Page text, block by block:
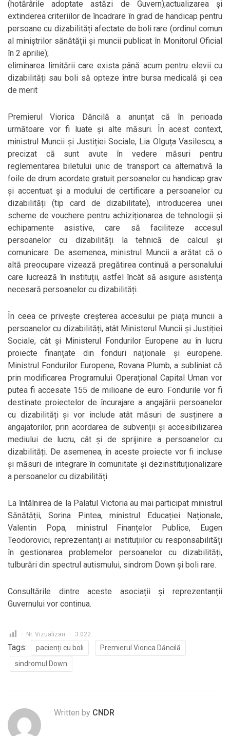
(hotărârile adoptate astăzi de Guvern);actualizarea și
extinderea criteriilor de încadrare în grad de handicap pentru
persoane cu dizabilități afectate de boli rare (ordinul comun
al miniștrilor sănătății și muncii publicat în Monitorul Oficial
în 2 aprilie);
eliminarea limitării care exista până acum pentru elevii cu
dizabilități sau boli să opteze între bursa medicală și cea
de merit
Premierul Viorica Dăncilă a anunțat că în perioada
următoare vor fi luate și alte măsuri. În acest context,
ministrul Muncii și Justiției Sociale, Lia Olguța Vasilescu, a
precizat că sunt avute în vedere măsuri pentru
reglementarea biletului unic de transport ca alternativă la
foile de drum acordate gratuit persoanelor cu handicap grav
și accentuat și a modului de certificare a persoanelor cu
dizabilități (tip card de dizabilitate), introducerea unei
scheme de vouchere pentru achiziționarea de tehnologii și
echipamente asistive, care să faciliteze accesul
persoanelor cu dizabilități la tehnică de calcul și
comunicare. De asemenea, ministrul Muncii a arătat că o
altă preocupare vizează pregătirea continuă a personalului
care lucrează în instituții, astfel încât să asigure asistența
necesară persoanelor cu dizabilități.
În ceea ce privește creșterea accesului pe piața muncii a
persoanelor cu dizabilități, atât Ministerul Muncii și Justiției
Sociale, cât și Ministerul Fondurilor Europene au în lucru
proiecte finanțate din fonduri naționale și europene.
Ministrul Fondurilor Europene, Rovana Plumb, a subliniat că
prin modificarea Programului Operațional Capital Uman vor
putea fi accesate 155 de milioane de euro. Fondurile vor fi
destinate proiectelor de încurajare a angajării persoanelor
cu dizabilități și vor include atât măsuri de susținere a
angajatorilor, prin acordarea de subvenții și accesibilizarea
mediului de lucru, cât și de sprijinire a persoanelor cu
dizabilități. De asemenea, în aceste proiecte vor fi incluse
și măsuri de integrare în comunitate și dezinstituționalizare
a persoanelor cu dizabilități.
La întâlnirea de la Palatul Victoria au mai participat ministrul
Sănătății, Sorina Pintea, ministrul Educației Naționale,
Valentin Popa, ministrul Finanțelor Publice, Eugen
Teodorovici, reprezentanți ai instituțiilor cu responsabilități
în gestionarea problemelor persoanelor cu dizabilități,
tulburări din spectrul autismului, sindrom Down și boli rare.
Consultările dintre aceste asociații și reprezentanții
Guvernului vor continua.
Nr. Vizualizari: 3.022
Tags: pacienți cu boli
Premierul Viorica Dăncilă
sindromul Down
Written by CNDR